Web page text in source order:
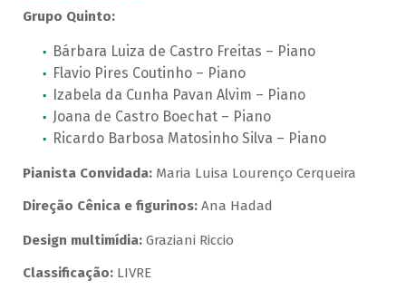
Grupo Quinto:
Bárbara Luiza de Castro Freitas – Piano
Flavio Pires Coutinho – Piano
Izabela da Cunha Pavan Alvim – Piano
Joana de Castro Boechat – Piano
Ricardo Barbosa Matosinho Silva – Piano
Pianista Convidada: Maria Luisa Lourenço Cerqueira
Direção Cênica e figurinos:Ana Hadad
Design multimídia:Graziani Riccio
Classificação:LIVRE